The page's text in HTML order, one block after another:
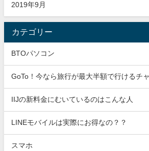
2019年9月
カテゴリー
BTOパソコン
GoTo！今なら旅行が最大半額で行けるチ
IIJの新料金にむいているのはこんな人
LINEモバイルは実際にお得なの？？
スマホ